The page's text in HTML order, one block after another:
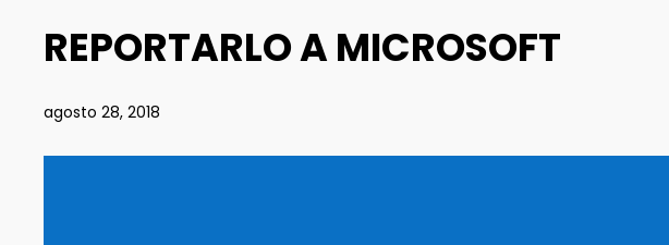
REPORTARLO A MICROSOFT
agosto 28, 2018